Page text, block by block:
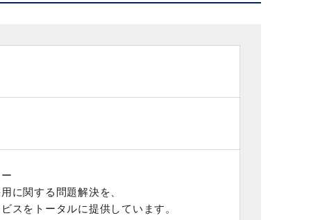
に関する問題解決を、
スをトータルに提供しています。